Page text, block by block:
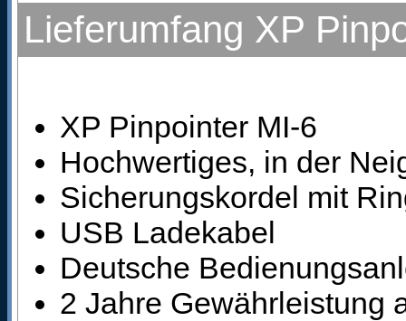
Lieferumfang XP
XP Pinpointer MI-6
Hochwertiges, in der
Sicherungskordel mit
USB Ladekabel
Deutsche
2 Jahre Gewährleistung